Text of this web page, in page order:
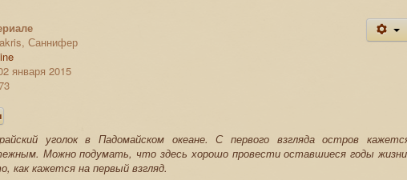
Саннифер
января 2015
уголок в Падомайском океане. С первого взгляда остров
Можно подумать, что здесь хорошо провести оставшиеся годы
как кажется на первый взгляд.